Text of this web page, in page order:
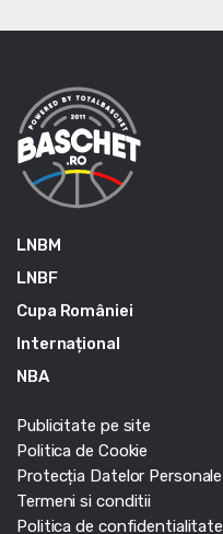
LNBM
LNBF
Cupa României
Internațional
NBA
Publicitate pe site
Politica de Cookie
Protecția Datelor Personale
Termeni si conditii
Politica de confidentialitate